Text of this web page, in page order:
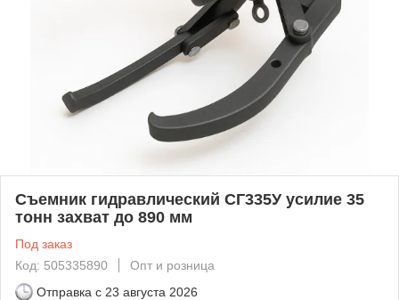
Cъемник гидравлический СГ335У усилие 35
тонн захват до 890 мм
Под заказ
Код: 505335890
Опт и розница
Отправка с 23 августа 2026